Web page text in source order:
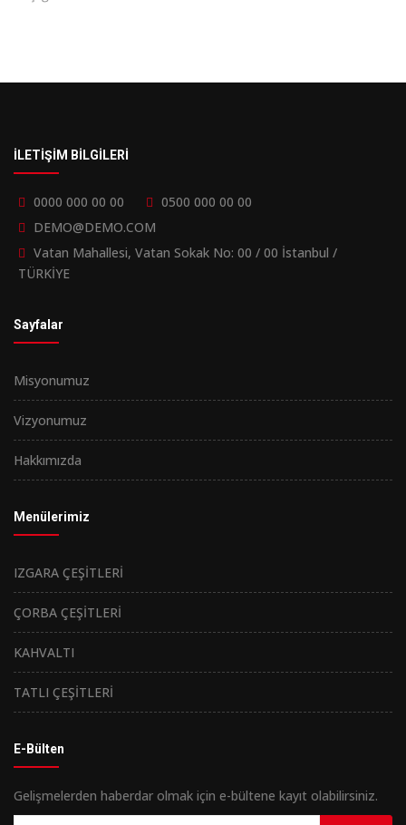
İLETİŞİM BİLGİLERİ
0000 000 00 00
0500 000 00 00
DEMO@DEMO.COM
Vatan Mahallesi, Vatan Sokak No: 00 / 00 İstanbul /
TÜRKİYE
Sayfalar
Misyonumuz
Vizyonumuz
Hakkımızda
Menülerimiz
IZGARA ÇEŞİTLERİ
ÇORBA ÇEŞİTLERİ
KAHVALTI
TATLI ÇEŞİTLERİ
E-Bülten
Gelişmelerden haberdar olmak için e-bültene kayıt olabilirsiniz.